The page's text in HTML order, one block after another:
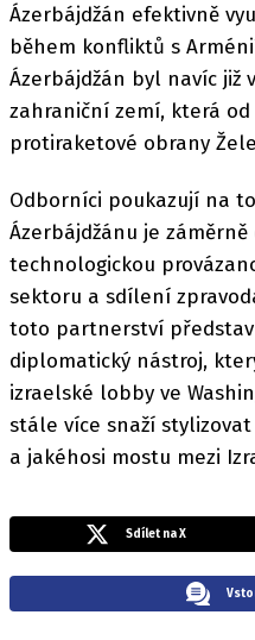
Ázerbájdžán efektivně
během konfliktů s
Ázerbájdžán byl navíc již
zahraniční zemí, která
protiraketové obrany
Odborníci poukazují na
Ázerbájdžánu je
technologickou
sektoru a sdílení
toto partnerství
diplomatický nástroj,
izraelské lobby ve
stále více snaží
a jakéhosi mostu mezi
Sdílet na X